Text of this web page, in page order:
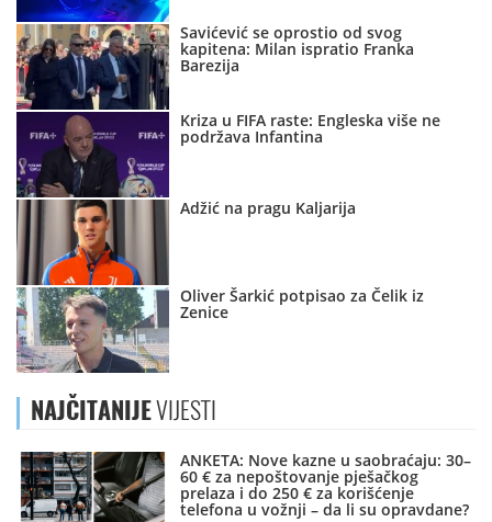
Savićević se oprostio od svog
kapitena: Milan ispratio Franka
Barezija
Kriza u FIFA raste: Engleska više ne
podržava Infantina
Adžić na pragu Kaljarija
Oliver Šarkić potpisao za Čelik iz
Zenice
NAJČITANIJEVIJESTI
ANKETA: Nove kazne u saobraćaju: 30–
60 € za nepoštovanje pješačkog
prelaza i do 250 € za korišćenje
telefona u vožnji – da li su opravdane?